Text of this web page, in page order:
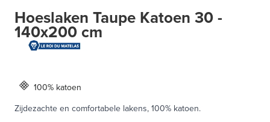
Hoeslaken Taupe Katoen 30 -
140x200 cm
100% katoen
Zijdezachte en comfortabele lakens, 100% katoen.